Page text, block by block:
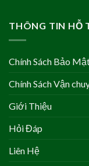
THÔNG TIN HỖ
Chính Sách Bảo
Chính Sách Vận
Giới Thiệu
Hỏi Đáp
Liên Hệ